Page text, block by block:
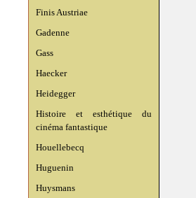
Finis Austriae
Gadenne
Gass
Haecker
Heidegger
Histoire et esthétique du
cinéma fantastique
Houellebecq
Huguenin
Huysmans